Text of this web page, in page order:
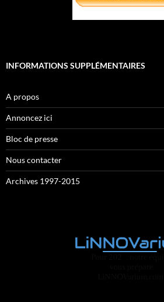
INFORMATIONS SUPPLÉMENTAIRES
A propos
Annoncez ici
Bloc de presse
Nous contacter
Archives 1997-2015